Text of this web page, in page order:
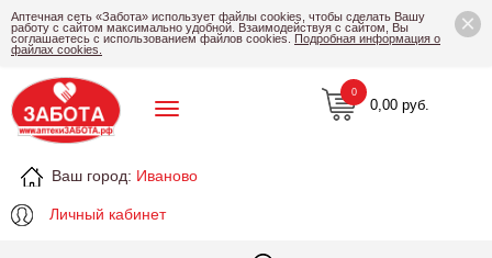
×
Аптечная сеть «Забота» использует файлы cookies, чтобы сделать Вашу
работу с сайтом максимально удобной. Взаимодействуя с сайтом, Вы
соглашаетесь с использованием файлов cookies. Подробная информация о
файлах cookies.
Ваш город: Иваново
Личный кабинет
0,00 руб.
0